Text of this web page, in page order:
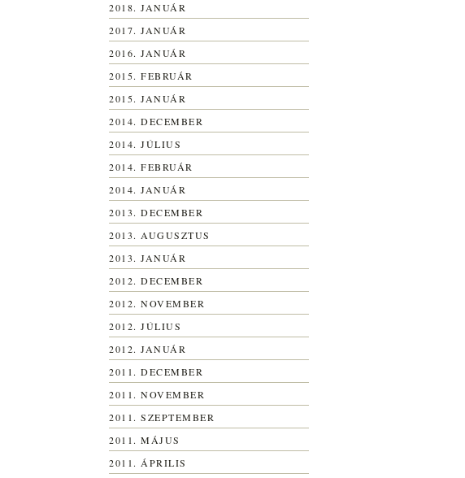
2018. JANUÁR
2017. JANUÁR
2016. JANUÁR
2015. FEBRUÁR
2015. JANUÁR
2014. DECEMBER
2014. JÚLIUS
2014. FEBRUÁR
2014. JANUÁR
2013. DECEMBER
2013. AUGUSZTUS
2013. JANUÁR
2012. DECEMBER
2012. NOVEMBER
2012. JÚLIUS
2012. JANUÁR
2011. DECEMBER
2011. NOVEMBER
2011. SZEPTEMBER
2011. MÁJUS
2011. ÁPRILIS